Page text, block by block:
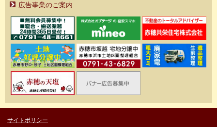
広告事業のご案内
サイトポリシー